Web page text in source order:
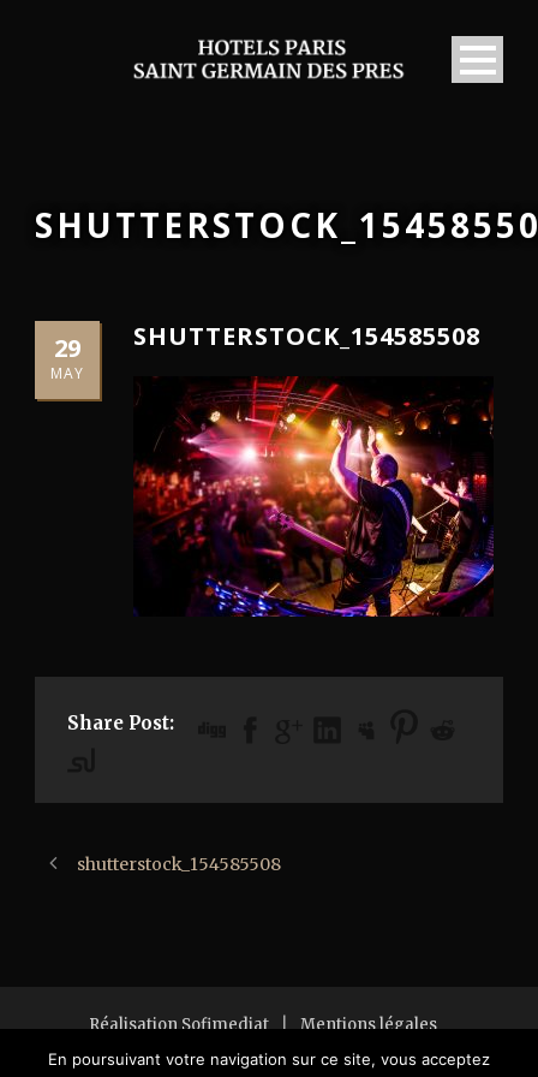
29
MAY
SHUTTERSTOCK_154585508
Share Post:
shutterstock_154585508
Réalisation Sofimediat | Mentions légales
Copyright 2018 All Right Reserved
En poursuivant votre navigation sur ce site, vous acceptez